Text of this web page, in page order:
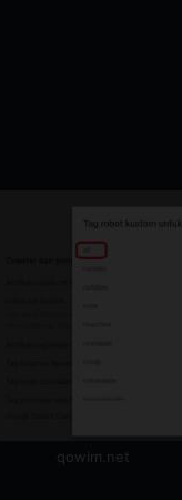
qowim.net